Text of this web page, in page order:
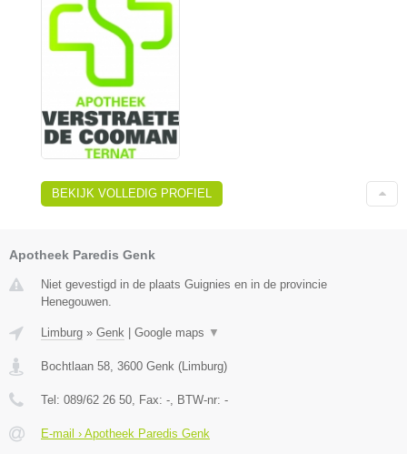
BEKIJK VOLLEDIG PROFIEL
Apotheek Paredis Genk
Niet gevestigd in de plaats Guignies en in de provincie
Henegouwen.
Limburg » Genk Google maps ▼
Bochtlaan 58, 3600 Genk (Limburg)
Tel: 089/62 26 50, Fax: -, BTW-nr: -
E-mail › Apotheek Paredis Genk